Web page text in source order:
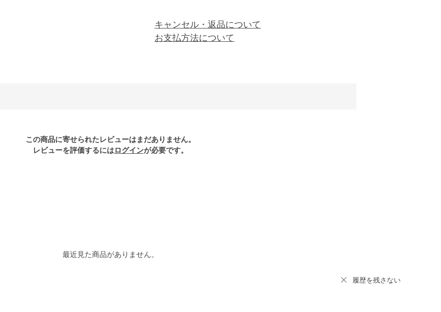
キャンセル・返品について
お支払方法について
この商品に寄せられたレビューはまだありません。
レビューを評価するにはログインが必要です。
最近見た商品がありません。
履歴を残さない